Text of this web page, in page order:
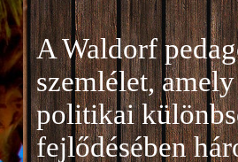
A Waldorf
szemlélet,
politikai
fejlődésében